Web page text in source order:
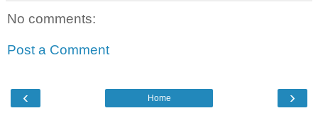
No comments:
Post a Comment
‹ ›
Home